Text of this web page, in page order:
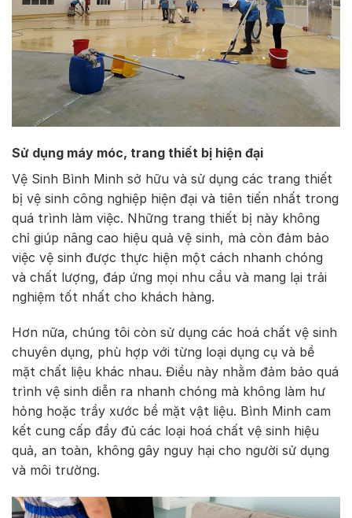
Sử dụng máy móc, trang thiết bị hiện đại
Vệ Sinh Bình Minh sở hữu và sử dụng các trang thiết
bị vệ sinh công nghiệp hiện đại và tiên tiến nhất trong
quá trình làm việc. Những trang thiết bị này không
chỉ giúp nâng cao hiệu quả vệ sinh, mà còn đảm bảo
việc vệ sinh được thực hiện một cách nhanh chóng
và chất lượng, đáp ứng mọi nhu cầu và mang lại trải
nghiệm tốt nhất cho khách hàng.
Hơn nữa, chúng tôi còn sử dụng các hoá chất vệ sinh
chuyên dụng, phù hợp với từng loại dụng cụ và bề
mặt chất liệu khác nhau. Điều này nhằm đảm bảo quá
trình vệ sinh diễn ra nhanh chóng mà không làm hư
hỏng hoặc trầy xước bề mặt vật liệu. Bình Minh cam
kết cung cấp đầy đủ các loại hoá chất vệ sinh hiệu
quả, an toàn, không gây nguy hại cho người sử dụng
và môi trường.